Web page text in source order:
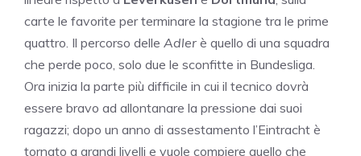
carte le favorite per terminare la stagione tra le prime
quattro. Il percorso delle Adler è quello di una squadra
che perde poco, solo due le sconfitte in Bundesliga.
Ora inizia la parte più difficile in cui il tecnico dovrà
essere bravo ad allontanare la pressione dai suoi
ragazzi; dopo un anno di assestamento l’Eintracht è
tornato a grandi livelli e vuole compiere quello che